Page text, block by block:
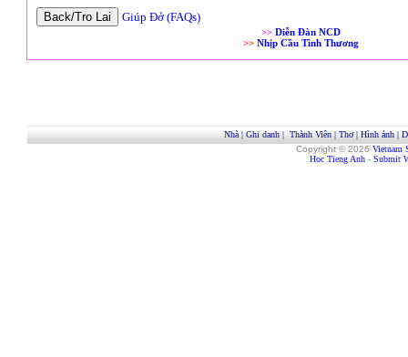
Giúp Đở (FAQs)
>> Diễn Đàn NCD
>> Nhịp Cầu Tình Thương
Nhà| Ghi danh| Thành Viên| Thơ| Hình ảnh|
Copyright © 2026 Vietnam
Hoc Tieng Anh - Submit